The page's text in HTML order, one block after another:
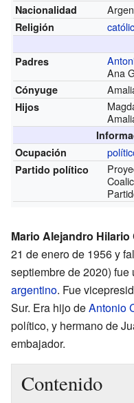
Nacionalidad
Religión
Padres
Ana
Cónyuge
Hijos
Ocupación
Partido político
Mario Alejandro Hilario
21 de enero de 1956 y
septiembre de 2020) fue
argentino. Fue
Sur. Era hijo deAntonio
político, y hermano de
embajador.
Contenido